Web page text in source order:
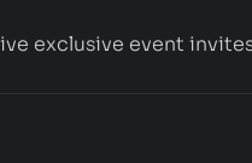
exclusive event